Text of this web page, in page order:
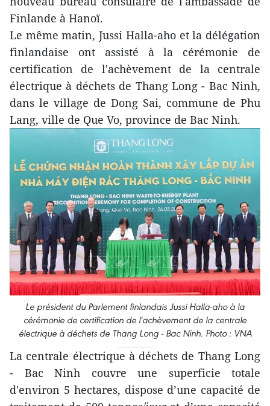
Finlande à Hanoï.
Le même matin, Jussi Halla-aho et la délégation
finlandaise ont assisté à la cérémonie de
certification de l'achèvement de la centrale
électrique à déchets de Thang Long - Bac Ninh,
dans le village de Dong Sai, commune de Phu
Lang, ville de Que Vo, province de Bac Ninh.
Le président du Parlement finlandais Jussi Halla-aho à la
cérémonie de certification de l'achèvement de la centrale
électrique à déchets de Thang Long - Bac Ninh. Photo : VNA
La centrale électrique à déchets de Thang Long
- Bac Ninh couvre une superficie totale
d'environ 5 hectares, dispose d’une capacité de